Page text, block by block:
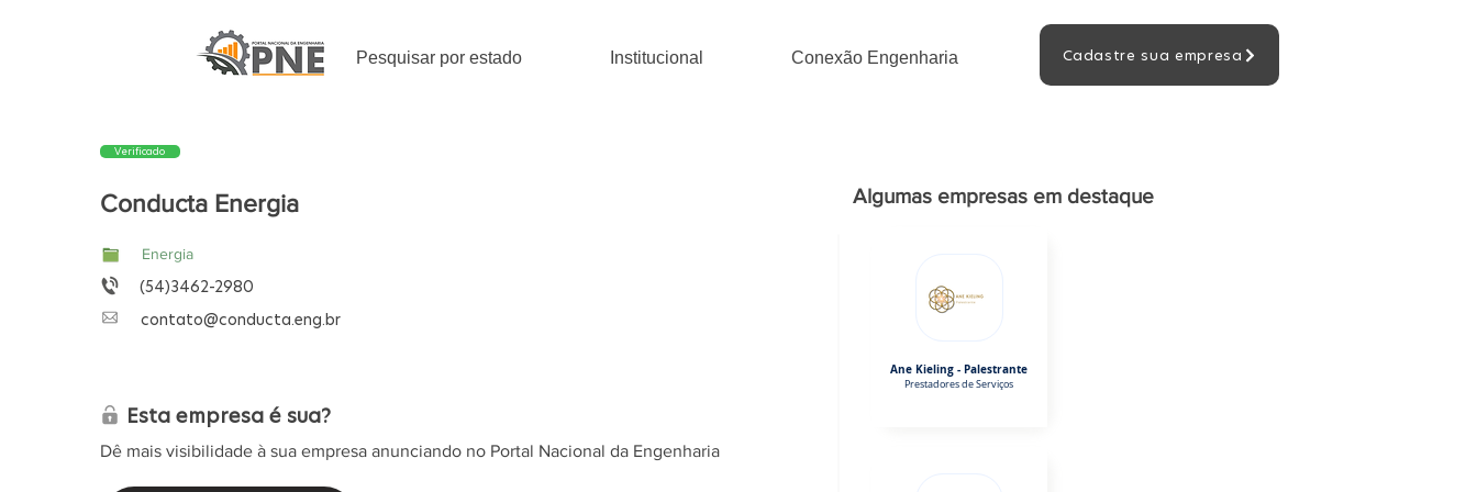
Pesquisar por estado Institucional Conexão Engenharia Cadastre sua empresa
Verificado
Conducta Energia
Energia
(54)3462-2980
contato@conducta.eng.br
Esta empresa é sua?
Dê mais visibilidade à sua empresa anunciando no Portal Nacional da Engenharia
Algumas empresas em destaque
Ane Kieling - Palestrante
Prestadores de Serviços